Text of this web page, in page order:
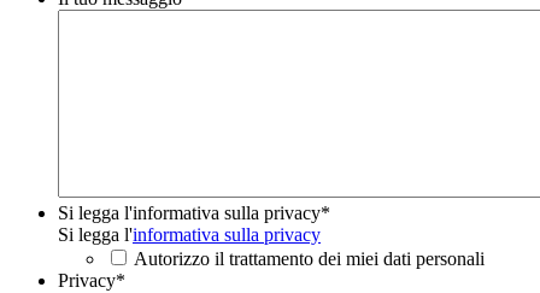
Si legga l'informativa sulla privacy*
Si legga l'informativa sulla privacy
Autorizzo il trattamento dei miei dati personali
Privacy*